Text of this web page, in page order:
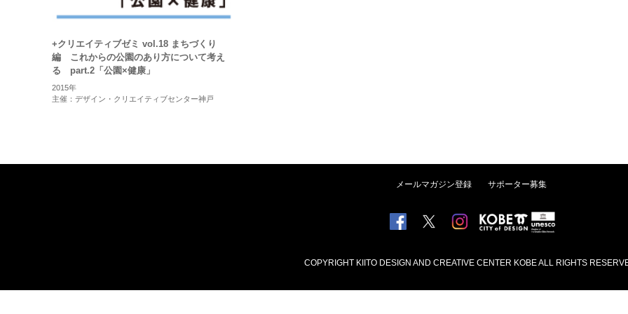
+クリエイティブゼミ vol.18 まちづくり
編 これからの公園のあり方について考え
る part.2「公園×健康」
2015年
主催：デザイン・クリエイティブセンター神戸
メールマガジン登録 サポーター募集
COPYRIGHT KIITO DESIGN AND CREATIVE CENTER KOBE ALL RIGHTS